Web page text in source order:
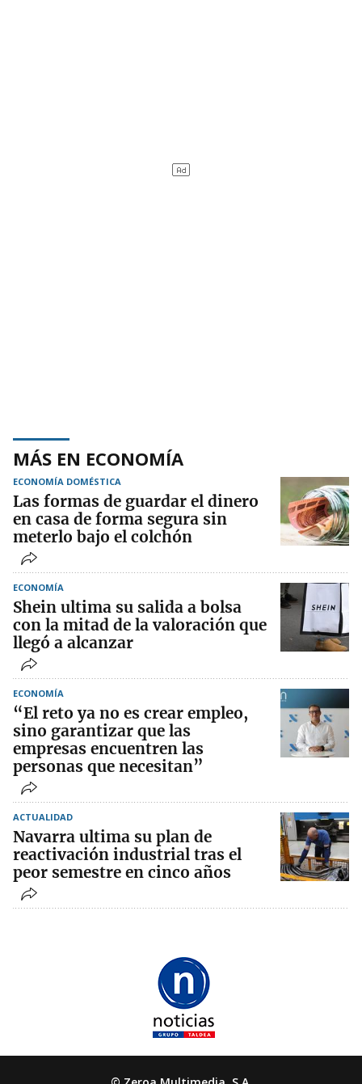
MÁS EN ECONOMÍA
ECONOMÍA DOMÉSTICA
Las formas de guardar el dinero
en casa de forma segura sin
meterlo bajo el colchón
ECONOMÍA
Shein ultima su salida a bolsa
con la mitad de la valoración que
llegó a alcanzar
ECONOMÍA
“El reto ya no es crear empleo,
sino garantizar que las
empresas encuentren las
personas que necesitan”
ACTUALIDAD
Navarra ultima su plan de
reactivación industrial tras el
peor semestre en cinco años